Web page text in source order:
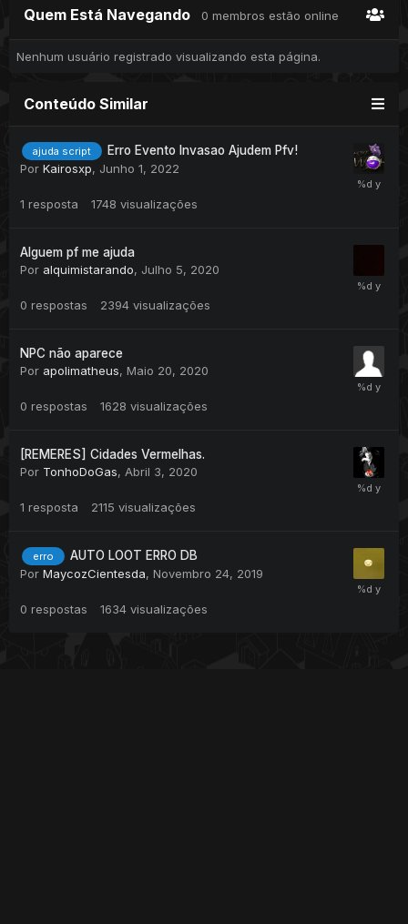
Quem Está Navegando 0 membros estão online
Nenhum usuário registrado visualizando esta página.
Conteúdo Similar
ajuda script
Erro Evento Invasao Ajudem Pfv!
Por Kairosxp, Junho 1, 2022
1 resposta 1748 visualizações
Alguem pf me ajuda
Por alquimistarando, Julho 5, 2020
0 respostas 2394 visualizações
NPC não aparece
Por apolimatheus, Maio 20, 2020
0 respostas 1628 visualizações
[REMERES] Cidades Vermelhas.
Por TonhoDoGas, Abril 3, 2020
1 resposta 2115 visualizações
erro
AUTO LOOT ERRO DB
Por MaycozCientesda, Novembro 24, 2019
0 respostas 1634 visualizações